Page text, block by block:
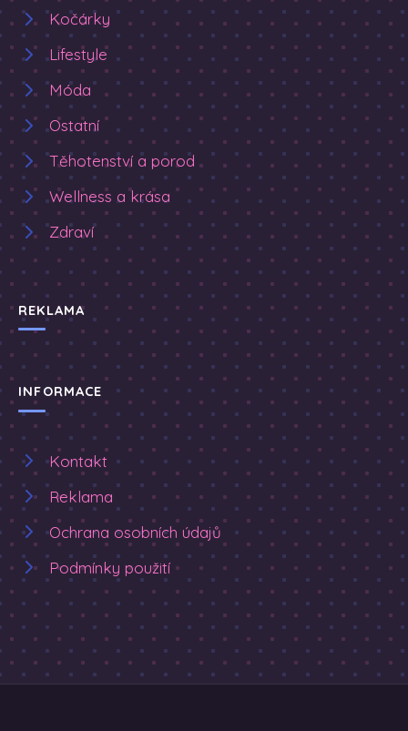
Kočárky
Lifestyle
Móda
Ostatní
Těhotenství a porod
Wellness a krása
Zdraví
REKLAMA
INFORMACE
Kontakt
Reklama
Ochrana osobních údajů
Podmínky použití